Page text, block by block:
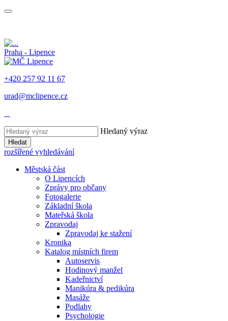
Praha - Lipence
+420 257 92 11 67
urad@mclipence.cz
Hledaný výraz
Hledat
rozšířené vyhledávání
Městská část
O Lipencích
Zprávy pro občany
Fotogalerie
Základní škola
Mateřská škola
Zpravodaj
Zpravodaj ke stažení
Kronika
Katalog místních firem
Autoservis
Hodinový manžel
Kadeřnictví
Manikúra & pedikúra
Masáže
Podlahy
Psychologie